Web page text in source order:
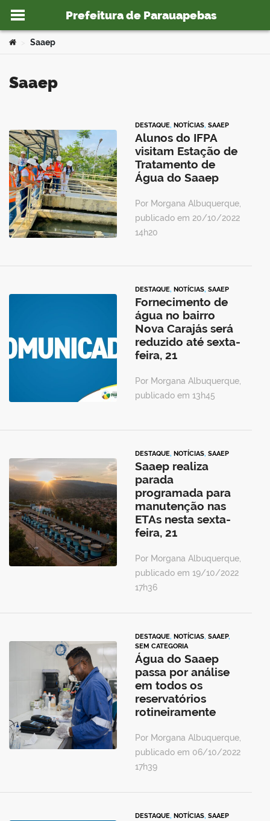
Ir para o conteúdo
Prefeitura de Parauapebas
Você está aqui:
Saaep
Saaep
DESTAQUE, NOTÍCIAS, SAAEP
Alunos do IFPA
visitam Estação de
Tratamento de
Água do Saaep
Por Morgana Albuquerque,
publicado em 20/10/2022
14h20
DESTAQUE, NOTÍCIAS, SAAEP
Fornecimento de
água no bairro
Nova Carajás será
reduzido até sexta-
feira, 21
Por Morgana Albuquerque,
publicado em 13h45
DESTAQUE, NOTÍCIAS, SAAEP
Saaep realiza
parada
programada para
manutenção nas
ETAs nesta sexta-
feira, 21
Por Morgana Albuquerque,
publicado em 19/10/2022
17h36
DESTAQUE, NOTÍCIAS, SAAEP,
SEM CATEGORIA
Água do Saaep
passa por análise
em todos os
reservatórios
rotineiramente
Por Morgana Albuquerque,
publicado em 06/10/2022
17h39
DESTAQUE, NOTÍCIAS, SAAEP